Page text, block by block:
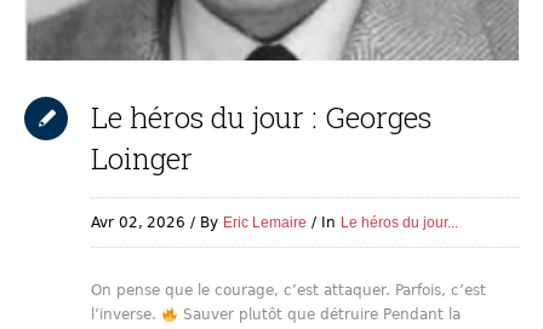
Le héros du jour : Georges
Loinger
Avr 02, 2026 By Eric Lemaire In Le héros du jour...
On pense que le courage, c’est attaquer. Parfois, c’est
l’inverse.
Sauver plutôt que détruire Pendant la